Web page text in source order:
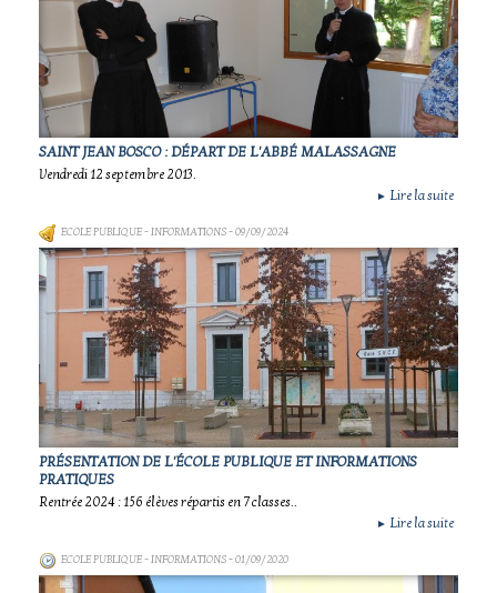
SAINT JEAN BOSCO : DÉPART DE L'ABBÉ MALASSAGNE
Vendredi 12 septembre 2013.
► Lire la suite
ECOLE PUBLIQUE - INFORMATIONS- 09/09/2024
PRÉSENTATION DE L'ÉCOLE PUBLIQUE ET INFORMATIONS
PRATIQUES
Rentrée 2024 : 156 élèves répartis en 7 classes..
► Lire la suite
ECOLE PUBLIQUE - INFORMATIONS- 01/09/2020